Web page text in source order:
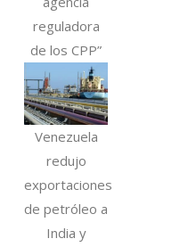
reguladora
de los CPP”
Venezuela
redujo
exportaciones
de petróleo a
India y